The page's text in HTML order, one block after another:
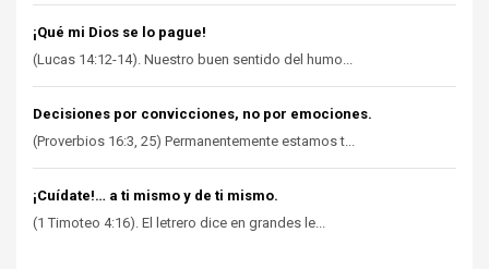
¡Qué mi Dios se lo pague!
(Lucas 14:12-14). Nuestro buen sentido del humo...
Decisiones por convicciones, no por emociones.
(Proverbios 16:3, 25) Permanentemente estamos t...
¡Cuídate!… a ti mismo y de ti mismo.
(1 Timoteo 4:16). El letrero dice en grandes le...